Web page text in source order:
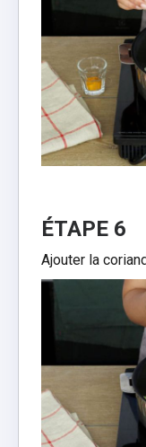
ÉTAPE 6
Ajouter la